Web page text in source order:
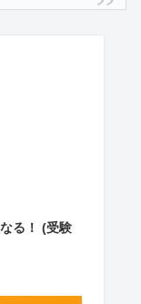
る！ (受験